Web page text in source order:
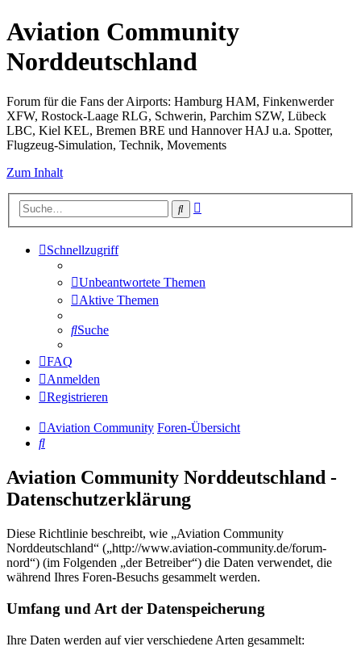
Aviation Community
Norddeutschland
Forum für die Fans der Airports: Hamburg HAM, Finkenwerder
XFW, Rostock-Laage RLG, Schwerin, Parchim SZW, Lübeck
LBC, Kiel KEL, Bremen BRE und Hannover HAJ u.a. Spotter,
Flugzeug-Simulation, Technik, Movements
Zum Inhalt
Suche
Schnellzugriff
Unbeantwortete Themen
Aktive Themen
Suche
FAQ
Anmelden
Registrieren
Aviation Community Foren-Übersicht
Suche
Aviation Community Norddeutschland -
Datenschutzerklärung
Diese Richtlinie beschreibt, wie „Aviation Community
Norddeutschland“ („http://www.aviation-community.de/forum-
nord“) (im Folgenden „der Betreiber“) die Daten verwendet, die
während Ihres Foren-Besuchs gesammelt werden.
Umfang und Art der Datenspeicherung
Ihre Daten werden auf vier verschiedene Arten gesammelt: